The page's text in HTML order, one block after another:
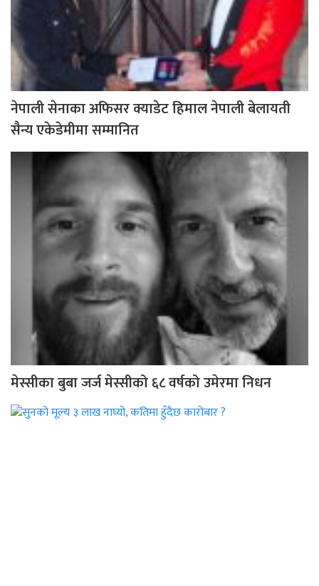
नेपाली सेनाका अफिसर क्याडेट हिमाल नेपाली बेलायती
सैन्य एकेडेमीमा सम्मानित
मेस्सीका बुबा जर्ज मेस्सीको ६८ वर्षको उमेरमा निधन